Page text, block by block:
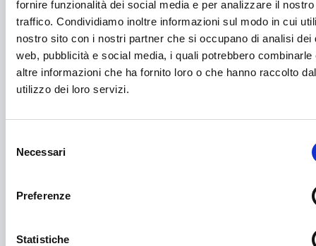
fornire funzionalità dei social media e per analizzare il nostro
traffico. Condividiamo inoltre informazioni sul modo in cui
nostro sito con i nostri partner che si occupano di analisi dei
web, pubblicità e social media, i quali potrebbero combinarle
altre informazioni che ha fornito loro o che hanno raccolto
utilizzo dei loro servizi.
delNecessari
Preferenze
Statistiche
E-commerce
Economia circolare
Edilizia
Emittenti radiofoniche
Farmacia e/o chimica